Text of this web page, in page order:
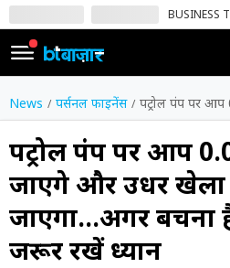
BUSINESS
SIGN
IN
Dark
Mode
होम
शेयर
बाज़ार
News पर्सनल फाइनेंस पट्रोल पंप पर आप 0.00 देखते रह
पट्रोल पंप पर आप
जाएंगे और उधर खेला
जाएगा...अगर बचना
जरूर रखें ध्यान